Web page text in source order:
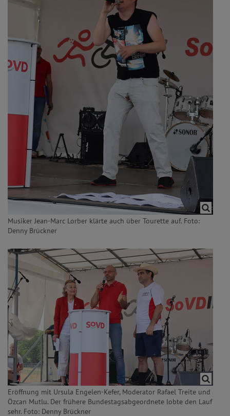
Musiker Jean-Marc Lorber klärte auch über Tourette auf. Foto:
Denny Brückner
Eröffnung mit Ursula Engelen-Kefer, Moderator Rafael Treite und
Özcan Mutlu. Der frühere Bundestagsabgeordnete lobte den Lauf
sehr. Foto: Denny Brückner